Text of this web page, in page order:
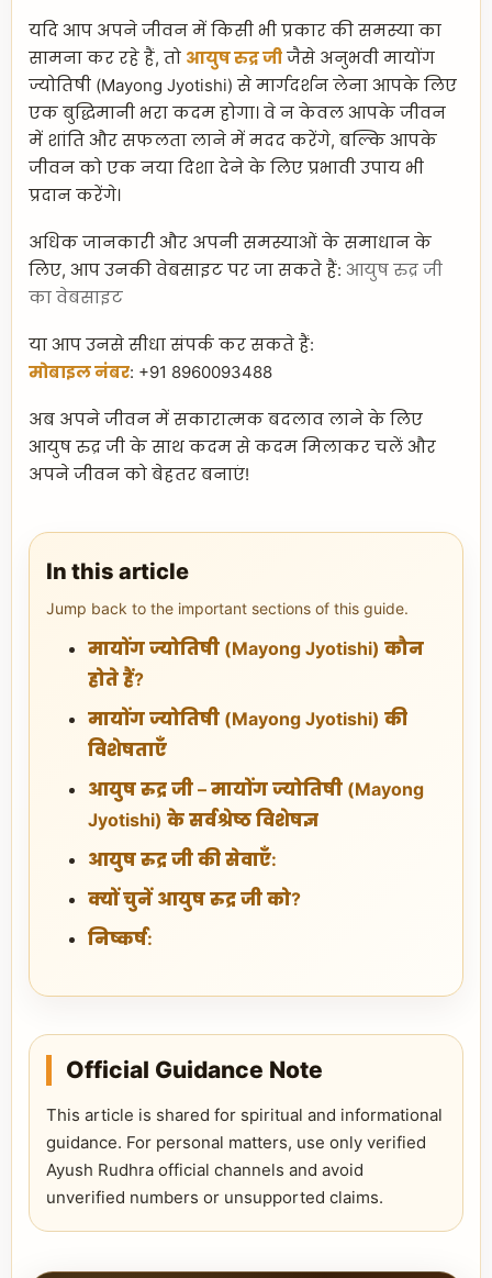
यदि आप अपने जीवन में किसी भी प्रकार की समस्या का
सामना कर रहे हैं, तो आयुष रुद्र जी जैसे अनुभवी मायोंग
ज्योतिषी (Mayong Jyotishi) से मार्गदर्शन लेना आपके लिए
एक बुद्धिमानी भरा कदम होगा। वे न केवल आपके जीवन
में शांति और सफलता लाने में मदद करेंगे, बल्कि आपके
जीवन को एक नया दिशा देने के लिए प्रभावी उपाय भी
प्रदान करेंगे।
अधिक जानकारी और अपनी समस्याओं के समाधान के
लिए, आप उनकी वेबसाइट पर जा सकते हैं: आयुष रुद्र जी
का वेबसाइट
या आप उनसे सीधा संपर्क कर सकते हैं:
मोबाइल नंबर: +91 8960093488
अब अपने जीवन में सकारात्मक बदलाव लाने के लिए
आयुष रुद्र जी के साथ कदम से कदम मिलाकर चलें और
अपने जीवन को बेहतर बनाएं!
In this article
Jump back to the important sections of this guide.
मायोंग ज्योतिषी (Mayong Jyotishi) कौन
होते हैं?
मायोंग ज्योतिषी (Mayong Jyotishi) की
विशेषताएँ
आयुष रुद्र जी – मायोंग ज्योतिषी (Mayong
Jyotishi) के सर्वश्रेष्ठ विशेषज्ञ
आयुष रुद्र जी की सेवाएँ:
क्यों चुनें आयुष रुद्र जी को?
निष्कर्ष:
Official Guidance Note
This article is shared for spiritual and informational
guidance. For personal matters, use only verified
Ayush Rudhra official channels and avoid
unverified numbers or unsupported claims.